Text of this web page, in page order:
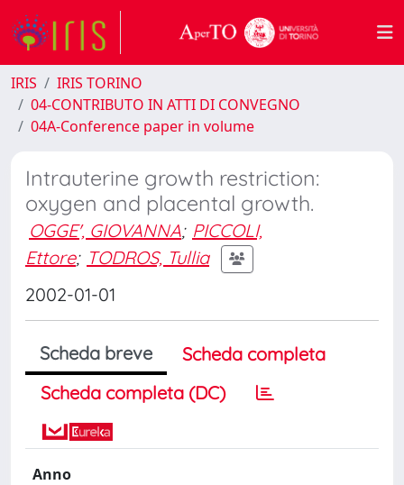
IRIS
IRIS TORINO
04-CONTRIBUTO IN ATTI DI CONVEGNO
04A-Conference paper in volume
Intrauterine growth restriction:
oxygen and placental growth.
OGGE', GIOVANNA; PICCOLI,
Ettore; TODROS, Tullia
2002-01-01
Scheda breve
Scheda completa
Scheda completa (DC)
Anno